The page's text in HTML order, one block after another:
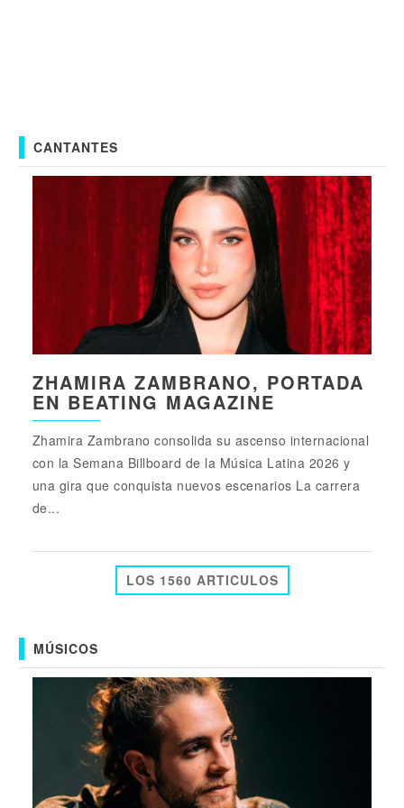
CANTANTES
ZHAMIRA ZAMBRANO, PORTADA
EN BEATING MAGAZINE
Zhamira Zambrano consolida su ascenso internacional
con la Semana Billboard de la Música Latina 2026 y
una gira que conquista nuevos escenarios La carrera
de...
LOS 1560 ARTICULOS
MÚSICOS